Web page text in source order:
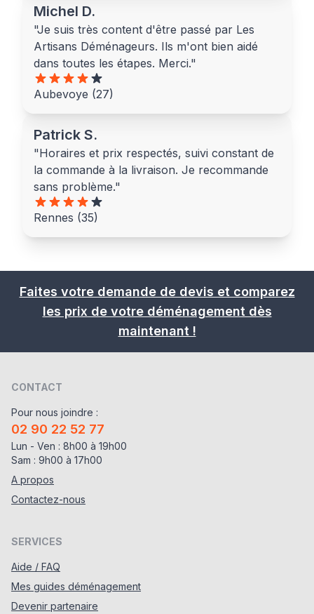
Michel D.
"Je suis très content d'être passé par Les
Artisans Déménageurs. Ils m'ont bien aidé
dans toutes les étapes. Merci."
Aubevoye (27)
Patrick S.
"Horaires et prix respectés, suivi constant de
la commande à la livraison. Je recommande
sans problème."
Rennes (35)
Faites votre demande de devis et comparez
les prix de votre déménagement dès
maintenant !
CONTACT
Pour nous joindre :
02 90 22 52 77
Lun - Ven : 8h00 à 19h00
Sam : 9h00 à 17h00
A propos
Contactez-nous
SERVICES
Aide / FAQ
Mes guides déménagement
Devenir partenaire